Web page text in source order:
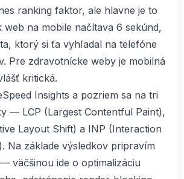
ranking faktor, ale hlavne je to
web na mobile načítava 6 sekúnd,
ktorý si ťa vyhľadal na telefóne
Pre zdravotnícke weby je mobilná
kritická.
Insights a pozriem sa na tri
— LCP (Largest Contentful Paint),
Layout Shift) a INP (Interaction
Na základe výsledkov pripravím
väčšinou ide o optimalizáciu